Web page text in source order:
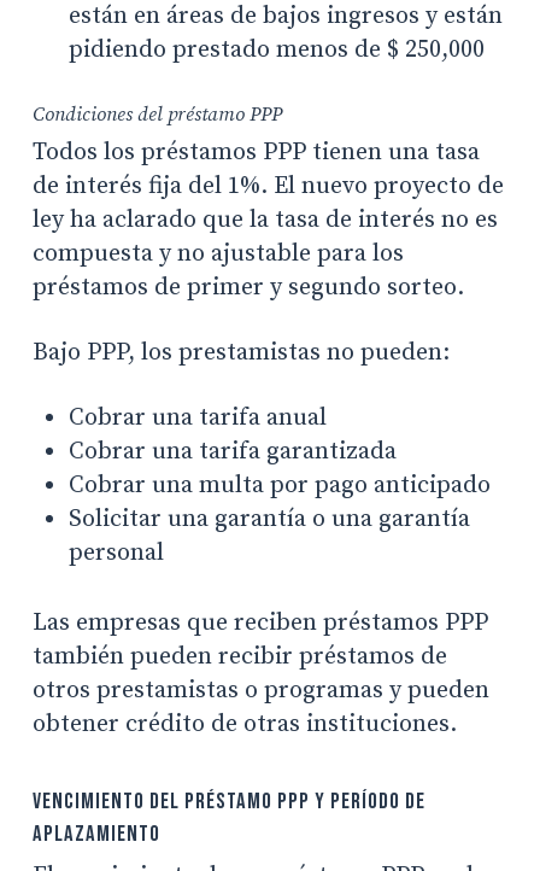
están en áreas de bajos ingresos y están
pidiendo prestado menos de $ 250,000
Condiciones del préstamo PPP
Todos los préstamos PPP tienen una tasa
de interés fija del 1%. El nuevo proyecto de
ley ha aclarado que la tasa de interés no es
compuesta y no ajustable para los
préstamos de primer y segundo sorteo.
Bajo PPP, los prestamistas no pueden:
Cobrar una tarifa anual
Cobrar una tarifa garantizada
Cobrar una multa por pago anticipado
Solicitar una garantía o una garantía
personal
Las empresas que reciben préstamos PPP
también pueden recibir préstamos de
otros prestamistas o programas y pueden
obtener crédito de otras instituciones.
Vencimiento del préstamo PPP y período de
aplazamiento